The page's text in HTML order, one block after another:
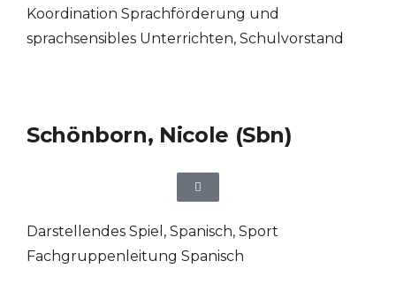
Koordination Sprachförderung und
sprachsensibles Unterrichten, Schulvorstand
Schönborn, Nicole (Sbn)
Darstellendes Spiel , Spanisch, Sport
Fachgruppenleitung Spanisch